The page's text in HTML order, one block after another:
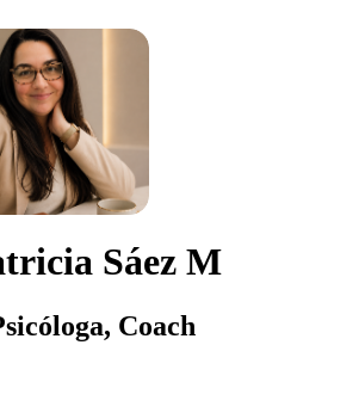
Sáez M
Coach